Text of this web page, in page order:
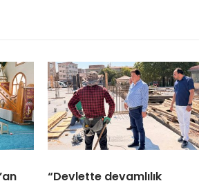
“Devlette devamlılık